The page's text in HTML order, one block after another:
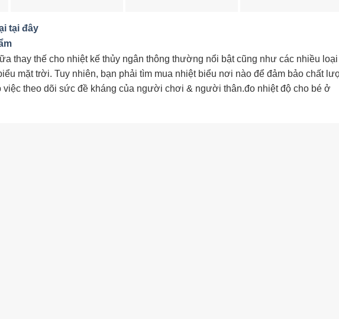
tại đây
thay thế cho nhiệt kế thủy ngân thông thường nổi bật cũng như các nhiều loại
mặt trời. Tuy nhiên, bạn phải tìm mua nhiệt biểu nơi nào để đảm bảo chất
việc theo dõi sức đề kháng của người chơi & người thân.đo nhiệt độ cho bé ở